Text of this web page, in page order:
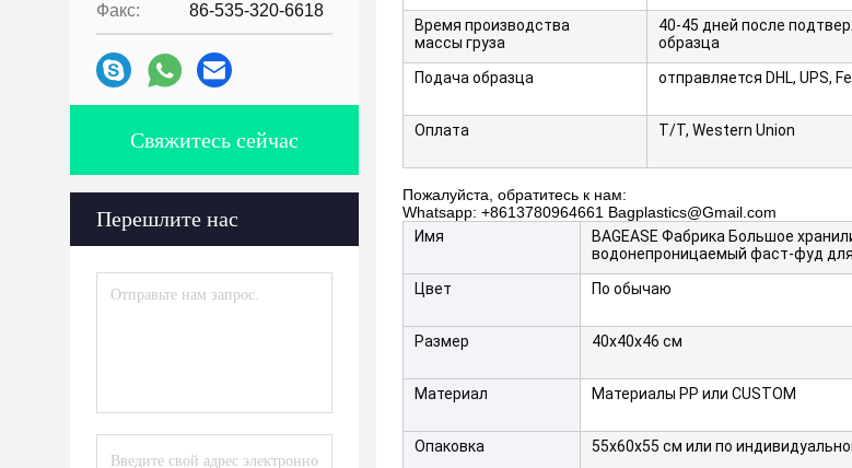
Факс: 86-535-320-6618
Свяжитесь сейчас
Перешлите нас
Время производства
массы груза
40-45 дней после
образца
Подача образца
отправляется DHL, UPS,
Оплата T/T, Western Union
Пожалуйста, обратитесь к нам:
Whatsapp: +8613780964661 Bagplastics@Gmail.com
Имя
BAGEASE Фабрика Большое
водонепроницаемый фаст-фуд
Цвет
По обычаю
Размер 40х40х46 см
Материал Материалы PP или CUSTOM
Опаковка 55x60x55 см или по